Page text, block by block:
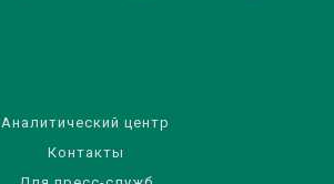
Аналитический центр
Контакты